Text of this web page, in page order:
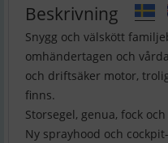
Beskrivning
Snygg och välskött
omhändertagen och
och driftsäker motor,
finns.
Storsegel, genua, fock
Ny sprayhood och